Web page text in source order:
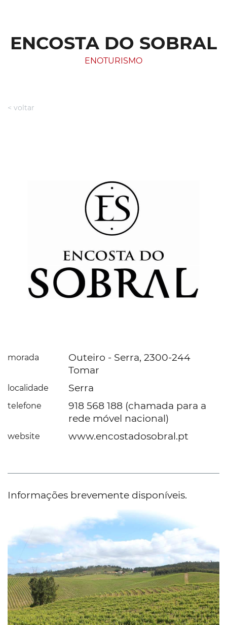
ENCOSTA DO SOBRAL
ENOTURISMO
< voltar
morada
Outeiro - Serra, 2300-244
Tomar
localidade Serra
telefone
918 568 188 (chamada para a
rede móvel nacional)
website www.encostadosobral.pt
Informações brevemente disponíveis.